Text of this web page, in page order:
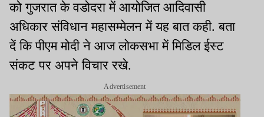
को गुजरात के वडोदरा में आयोजित आदिवासी
अधिकार संविधान महासम्मेलन में यह बात कही. बता
दें कि पीएम मोदी ने आज लोकसभा में मिडिल ईस्ट
संकट पर अपने विचार रखे.
Advertisement